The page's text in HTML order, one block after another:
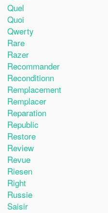
Quel
Quoi
Qwerty
Rare
Razer
Recommander
Reconditionn
Remplacement
Remplacer
Reparation
Republic
Restore
Review
Revue
Riesen
Right
Russie
Saisir